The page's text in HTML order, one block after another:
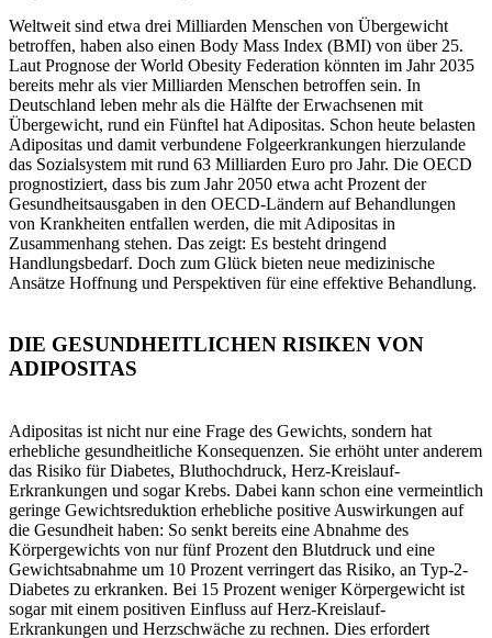
Weltweit sind etwa drei Milliarden Menschen von Übergewicht
betroffen, haben also einen Body Mass Index (BMI) von über 25.
Laut Prognose der World Obesity Federation könnten im Jahr 2035
bereits mehr als vier Milliarden Menschen betroffen sein. In
Deutschland leben mehr als die Hälfte der Erwachsenen mit
Übergewicht, rund ein Fünftel hat Adipositas. Schon heute belasten
Adipositas und damit verbundene Folgeerkrankungen hierzulande
das Sozialsystem mit rund 63 Milliarden Euro pro Jahr. Die OECD
prognostiziert, dass bis zum Jahr 2050 etwa acht Prozent der
Gesundheitsausgaben in den OECD-Ländern auf Behandlungen
von Krankheiten entfallen werden, die mit Adipositas in
Zusammenhang stehen. Das zeigt: Es besteht dringend
Handlungsbedarf. Doch zum Glück bieten neue medizinische
Ansätze Hoffnung und Perspektiven für eine effektive Behandlung.
DIE GESUNDHEITLICHEN RISIKEN VON
ADIPOSITAS
Adipositas ist nicht nur eine Frage des Gewichts, sondern hat
erhebliche gesundheitliche Konsequenzen. Sie erhöht unter anderem
das Risiko für Diabetes, Bluthochdruck, Herz-Kreislauf-
Erkrankungen und sogar Krebs. Dabei kann schon eine vermeintlich
geringe Gewichtsreduktion erhebliche positive Auswirkungen auf
die Gesundheit haben: So senkt bereits eine Abnahme des
Körpergewichts von nur fünf Prozent den Blutdruck und eine
Gewichtsabnahme um 10 Prozent verringert das Risiko, an Typ-2-
Diabetes zu erkranken. Bei 15 Prozent weniger Körpergewicht ist
sogar mit einem positiven Einfluss auf Herz-Kreislauf-
Erkrankungen und Herzschwäche zu rechnen. Dies erfordert